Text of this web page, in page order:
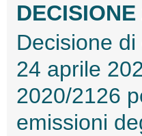
Decisione
24 aprile
2020/2126
emissioni